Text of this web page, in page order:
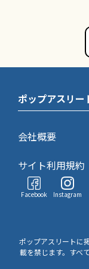
ポップアスリー
会社概要
サイト利用規約
Facebook Instagram
ポップアスリートに
載を禁じます。すべ